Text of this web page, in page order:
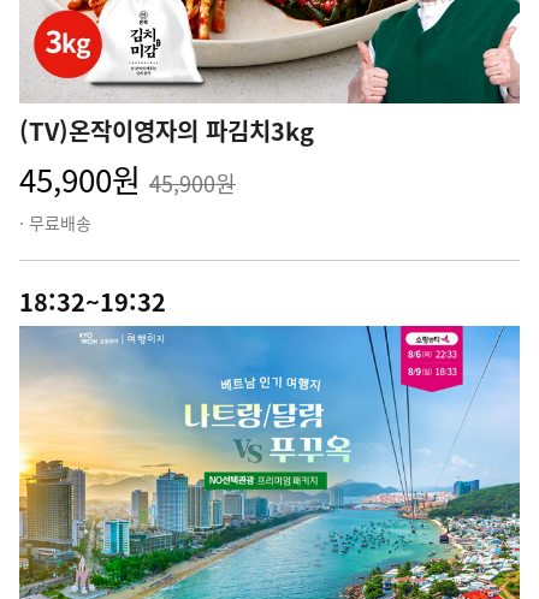
(TV)온작이영자의 파김치3kg
45,900원 45,900원
· 무료배송
18:32~19:32